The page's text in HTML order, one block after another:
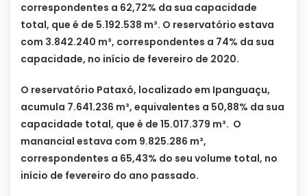
correspondentes a 62,72% da sua capacidade
total, que é de 5.192.538 m³. O reservatório estava
com 3.842.240 m³, correspondentes a 74% da sua
capacidade, no início de fevereiro de 2020.
O reservatório Pataxó, localizado em Ipanguaçu,
acumula 7.641.236 m³, equivalentes a 50,88% da sua
capacidade total, que é de 15.017.379 m³. O
manancial estava com 9.825.286 m³,
correspondentes a 65,43% do seu volume total, no
início de fevereiro do ano passado.